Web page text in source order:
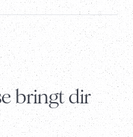
bringt dir